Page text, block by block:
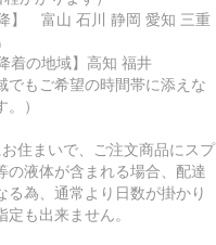
】 富山 石川 静岡 愛知 三重
着の地域】高知 福井
でもご希望の時間帯に添えな
）
住まいで、ご注文商品にスプ
の液体が含まれる場合、配達
る為、通常より日数が掛かり
も出来ません。